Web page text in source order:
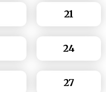
21
24
27